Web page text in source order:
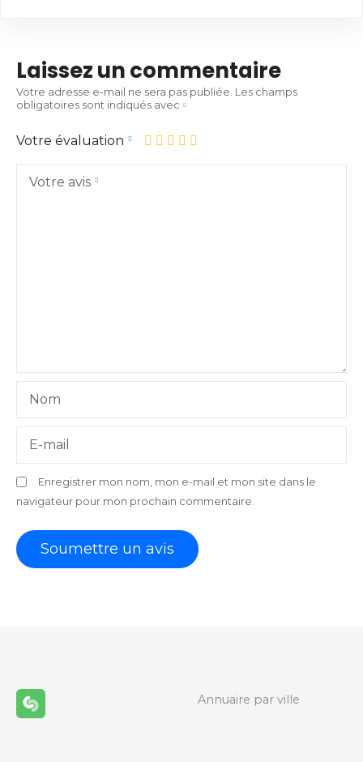
Laissez un commentaire
Votre adresse e-mail ne sera pas publiée. Les champs
obligatoires sont indiqués avec
Votre évaluation
Votre avis
Nom
E-mail
Enregistrer mon nom, mon e-mail et mon site dans le
navigateur pour mon prochain commentaire.
Annuaire par ville